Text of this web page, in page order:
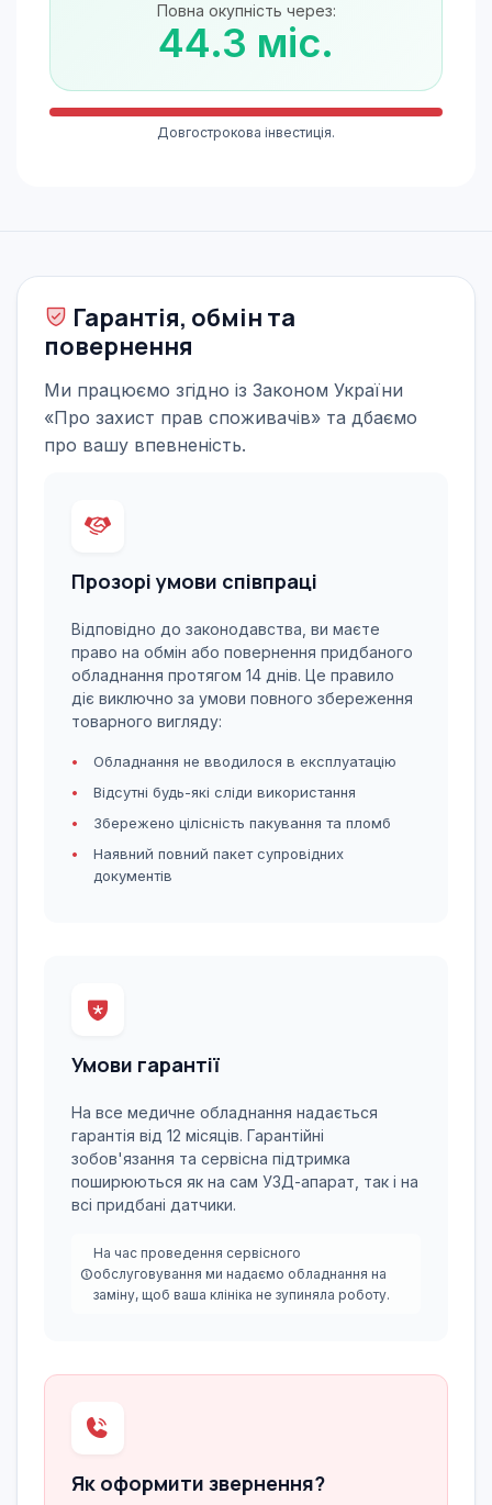
Повна окупність через:
44.3 міс.
Довгострокова інвестиція.
Гарантія, обмін та
повернення
Ми працюємо згідно із Законом України
«Про захист прав споживачів» та дбаємо
про вашу впевненість.
Прозорі умови співпраці
Відповідно до законодавства, ви маєте
право на обмін або повернення придбаного
обладнання протягом 14 днів. Це правило
діє виключно за умови повного збереження
товарного вигляду:
Обладнання не вводилося в експлуатацію
Відсутні будь-які сліди використання
Збережено цілісність пакування та пломб
Наявний повний пакет супровідних
документів
Умови гарантії
На все медичне обладнання надається
гарантія від 12 місяців. Гарантійні
зобов'язання та сервісна підтримка
поширюються як на сам УЗД-апарат, так і на
всі придбані датчики.
На час проведення сервісного
обслуговування ми надаємо обладнання на
заміну, щоб ваша клініка не зупиняла роботу.
Як оформити звернення?